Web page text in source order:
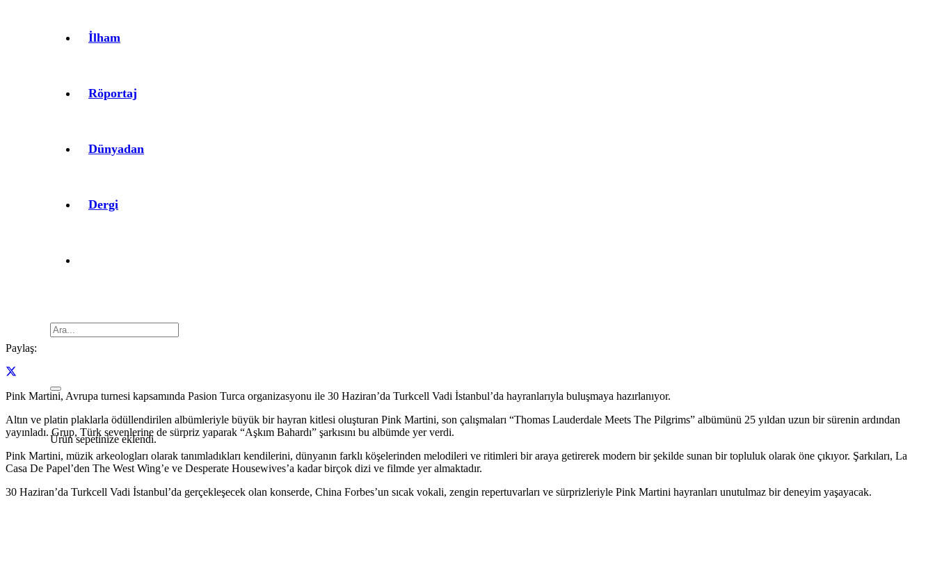
İlham
Röportaj
Dünyadan
Dergi
Ürünsepetinize eklendi.
Paylaş:
Pink Martini, Avrupa turnesi kapsamında Pasion Turca organizasyonu ile 30 Haziran’da Turkcell Vadi İstanbul’da hayranlarıyla buluşmaya hazırlanıyor.
Altın ve platin plaklarla ödüllendirilen albümleriyle büyük bir hayran kitlesi oluşturan Pink Martini, son çalışmaları “Thomas Lauderdale Meets The Pilgrims” albümünü 25 yıldan uzun bir sürenin ardından
yayınladı. Grup, Türk sevenlerine de sürpriz yaparak “Aşkım Bahardı” şarkısını bu albümde yer verdi.
Pink Martini, müzik arkeologları olarak tanımladıkları kendilerini, dünyanın farklı köşelerinden melodileri ve ritimleri bir araya getirerek modern bir şekilde sunan bir topluluk olarak öne çıkıyor. Şarkıları, La
Casa De Papel’den The West Wing’e ve Desperate Housewives’a kadar birçok dizi ve filmde yer almaktadır.
30 Haziran’da Turkcell Vadi İstanbul’da gerçekleşecek olan konserde, China Forbes’un sıcak vokali, zengin repertuvarları ve sürprizleriyle Pink Martini hayranları unutulmaz bir deneyim yaşayacak.